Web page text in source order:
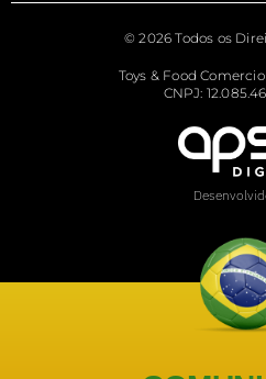
© 2026 Todos os
Toys & Food
CNPJ: